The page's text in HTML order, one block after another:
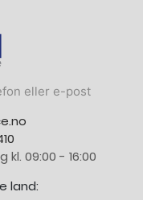
eller e-post
09:00 - 16:00
land: